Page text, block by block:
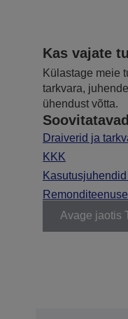
Kas vajate
Külastage meie
tarkvara,
ühendust võtta.
Draiverid ja
KKK
Avage jaotis